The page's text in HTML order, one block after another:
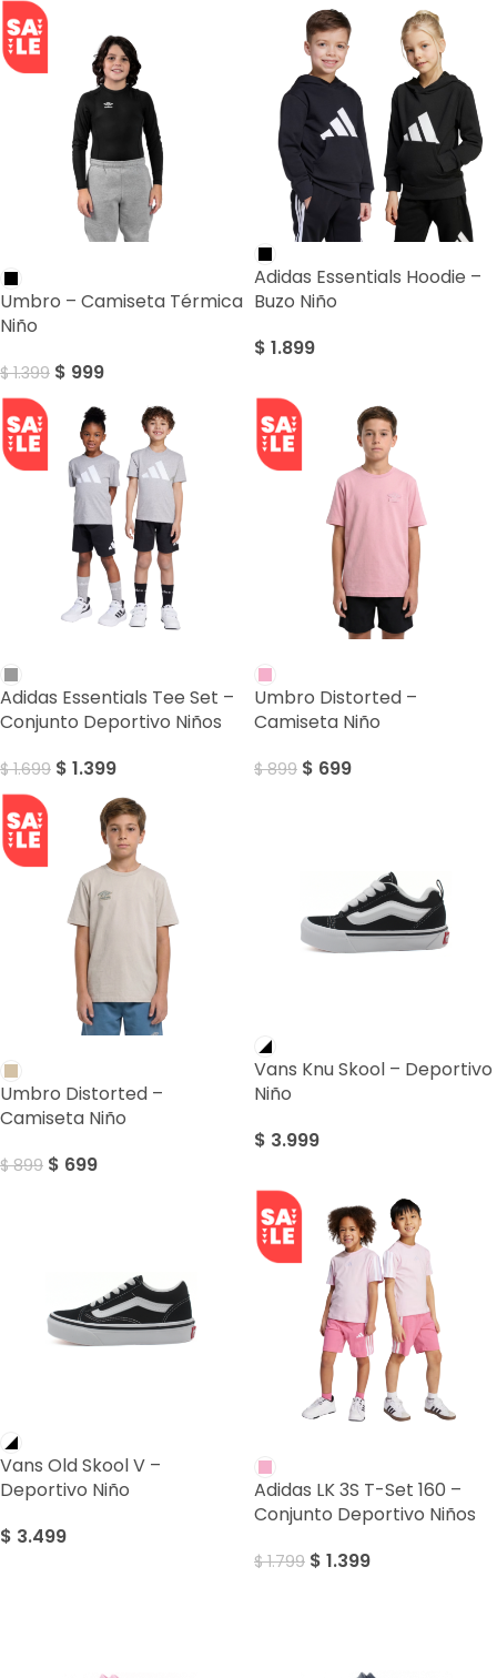
Umbro – Camiseta Térmica
Niño
$1.399 $ 999
Adidas Essentials Hoodie –
Buzo Niño
$ 1.899
Adidas Essentials Tee Set –
Conjunto Deportivo Niños
$1.699 $ 1.399
Umbro Distorted –
Camiseta Niño
$899 $ 699
Umbro Distorted –
Camiseta Niño
$899 $ 699
Vans Knu Skool – Deportivo
Niño
$ 3.999
Vans Old Skool V –
Deportivo Niño
$ 3.499
Adidas LK 3S T-Set 160 –
Conjunto Deportivo Niños
$1.799 $ 1.399